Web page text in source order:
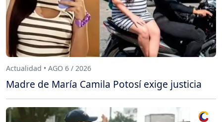
Actualidad • AGO 6 / 2026
Madre de María Camila Potosí exige justicia